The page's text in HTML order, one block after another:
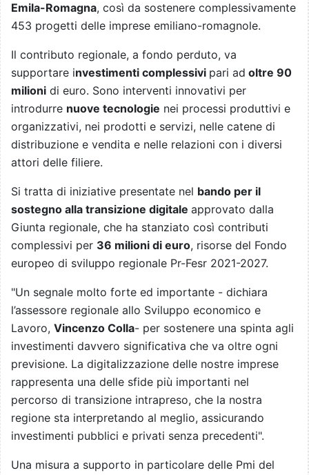
Emila-Romagna, così da sostenere complessivamente
453 progetti delle imprese emiliano-romagnole.
Il contributo regionale, a fondo perduto, va
supportare investimenti complessivi pari ad oltre 90
milioni di euro. Sono interventi innovativi per
introdurre nuove tecnologie nei processi produttivi e
organizzativi, nei prodotti e servizi, nelle catene di
distribuzione e vendita e nelle relazioni con i diversi
attori delle filiere.
Si tratta di iniziative presentate nel bando per il
sostegno alla transizione digitale approvato dalla
Giunta regionale, che ha stanziato così contributi
complessivi per 36 milioni di euro, risorse del Fondo
europeo di sviluppo regionale Pr-Fesr 2021-2027.
"Un segnale molto forte ed importante - dichiara
l’assessore regionale allo Sviluppo economico e
Lavoro, Vincenzo Colla- per sostenere una spinta agli
investimenti davvero significativa che va oltre ogni
previsione. La digitalizzazione delle nostre imprese
rappresenta una delle sfide più importanti nel
percorso di transizione intrapreso, che la nostra
regione sta interpretando al meglio, assicurando
investimenti pubblici e privati senza precedenti".
Una misura a supporto in particolare delle Pmi del